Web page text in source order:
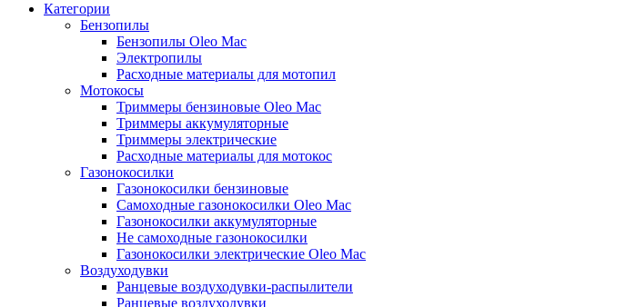
Категории
Бензопилы
Бензопилы Oleo Mac
Электропилы
Расходные материалы для мотопил
Мотокосы
Триммеры бензиновые Oleo Mac
Триммеры аккумуляторные
Триммеры электрические
Расходные материалы для мотокос
Газонокосилки
Газонокосилки бензиновые
Самоходные газонокосилки Oleo Mac
Газонокосилки аккумуляторные
Не самоходные газонокосилки
Газонокосилки электрические Oleo Mac
Воздуходувки
Ранцевые воздуходувки-распылители
Ранцевые воздуходувки